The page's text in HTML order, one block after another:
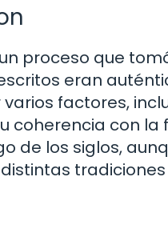
proceso que
eran
factores,
coherencia con la
de los siglos,
tradiciones